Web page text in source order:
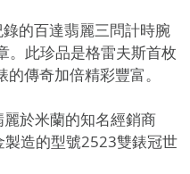
的百達翡麗三問計時腕
。此珍品是格雷夫斯首枚
傳奇加倍精彩豐富。
於米蘭的知名經銷商
造的型號2523雙錶冠世